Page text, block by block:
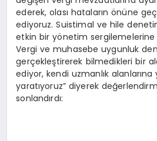
ederek, olası hataların önüne
ediyoruz. Suistimal ve hile
etkin bir yönetim sergilemelerine
Vergi ve muhasebe uygunluk
gerçekleştirerek bilmedikleri bir
ediyor, kendi uzmanlık
yaratıyoruz” diyerek
sonlandırdı: